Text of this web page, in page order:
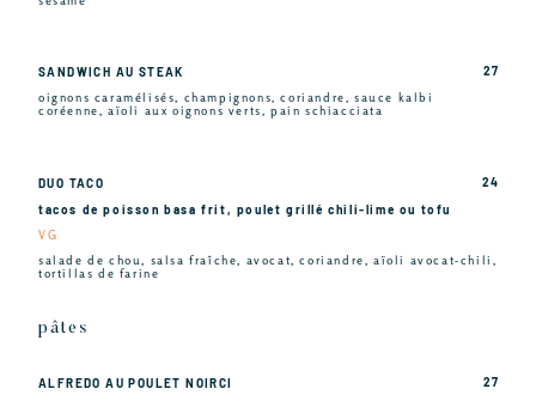
SANDWICH AU STEAK
oignons caramélisés, champignons, coriandre, sauce kalbi
coréenne, aïoli aux oignons verts, pain schiacciata
27
DUO TACO
tacos de poisson basa frit, poulet grillé chili-lime ou tofu
VG
salade de chou, salsa fraîche, avocat, coriandre, aïoli avocat-chili,
tortillas de farine
24
pâtes
ALFREDO AU POULET NOIRCI 27